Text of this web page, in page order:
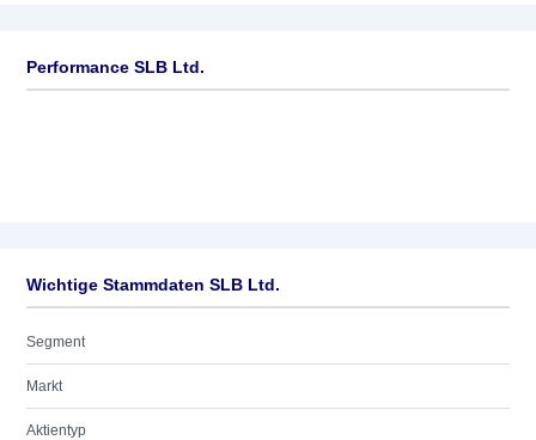
Performance SLB Ltd.
Wichtige Stammdaten SLB Ltd.
Segment
Markt
Aktientyp